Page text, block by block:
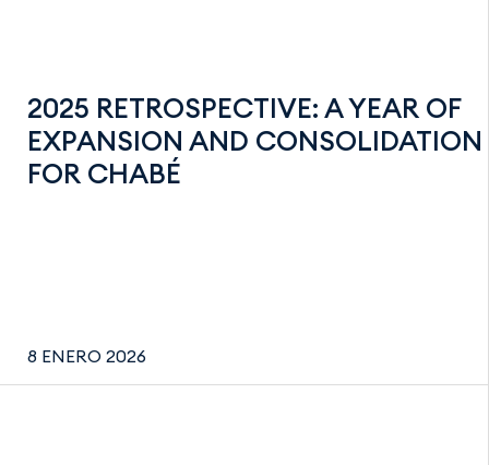
2025 RETROSPECTIVE: A YEAR OF
EXPANSION AND CONSOLIDATION
FOR CHABÉ
8 ENERO 2026